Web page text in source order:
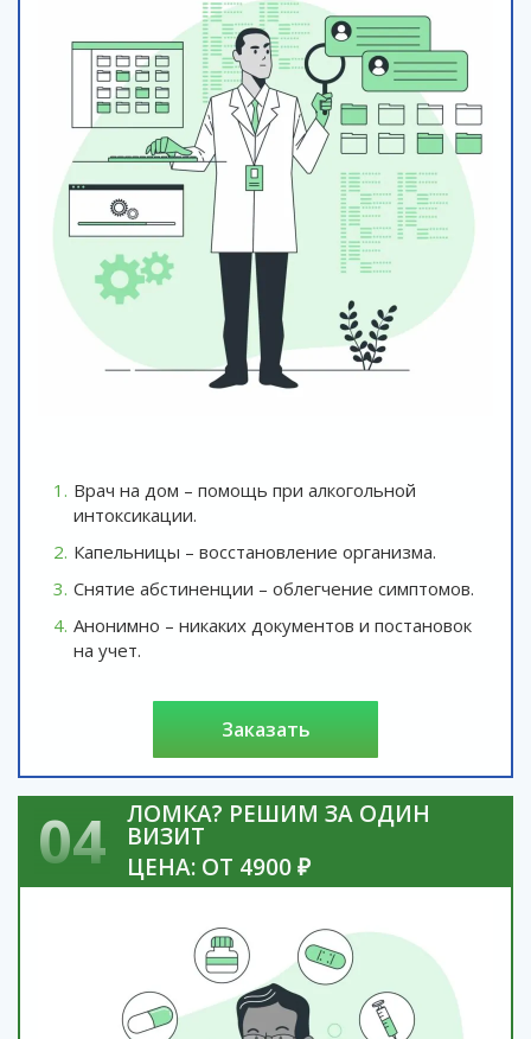
Врач на дом – помощь при алкогольной
интоксикации.
Капельницы – восстановление организма.
Снятие абстиненции – облегчение симптомов.
Анонимно – никаких документов и постановок
на учет.
заказать
04 ЛОМКА? РЕШИМ ЗА ОДИН
ВИЗИТ
ЦЕНА: ОТ 4900 ₽